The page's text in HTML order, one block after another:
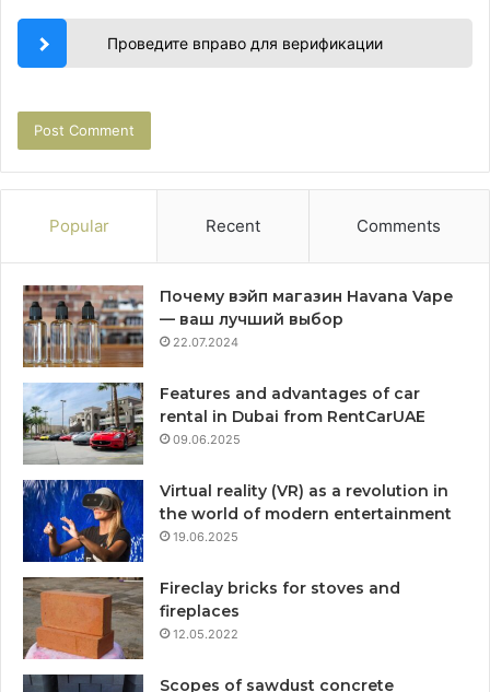
Проведите вправо для верификации
Popular Recent Comments
Почему вэйп магазин Havana Vape
— ваш лучший выбор
22.07.2024
Features and advantages of car
rental in Dubai from RentCarUAE
09.06.2025
Virtual reality (VR) as a revolution in
the world of modern entertainment
19.06.2025
Fireclay bricks for stoves and
fireplaces
12.05.2022
Scopes of sawdust concrete